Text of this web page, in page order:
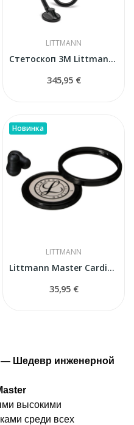
LITTMANN
Стетоскоп 3M Littmann Master Cardiology Ⅰ Black...
345,95 €
Новинка
LITTMANN
Littmann Master Cardiology (40011) комплект,...
35,95 €
— Шедевр инженерной
высокими
среди всех